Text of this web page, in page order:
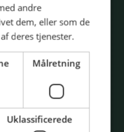
- 18:00 |
andre
dem, eller som de
deres tjenester.
Målretning
Uklassificerede